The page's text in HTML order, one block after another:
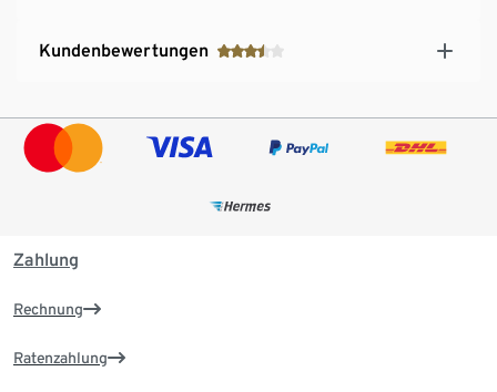
Kundenbewertungen
Zahlung
Rechnung
Ratenzahlung